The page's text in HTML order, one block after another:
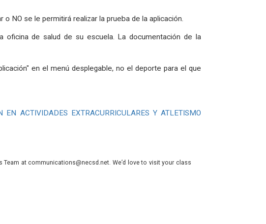
NO se le permitirá realizar la prueba de la aplicación.
de salud de su escuela. La documentación de la
en el menú desplegable, no el deporte para el que
EN ACTIVIDADES EXTRACURRICULARES Y ATLETISMO
at communications@necsd.net. We’d love to visit your class